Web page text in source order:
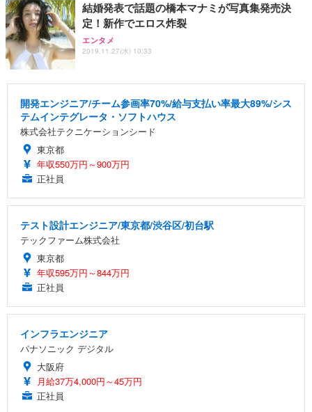
結婚発表で話題の橋本マナミが写真集発売決
定！新作でエロス炸裂
エンタメ
2019.11.27(水) 10:33
開発エンジニア/チーム参画率70%/給与支払い率最大89%/シス
テムインテグレータ・ソフトハウス
株式会社テクニケーションシード
東京都
年収550万円～900万円
正社員
テスト設計エンジニア/東京都/渋谷区/初台駅
テックファーム株式会社
東京都
年収595万円～844万円
正社員
インフラエンジニア
パナソニック デジタル
大阪府
月給37万4,000円～45万円
正社員